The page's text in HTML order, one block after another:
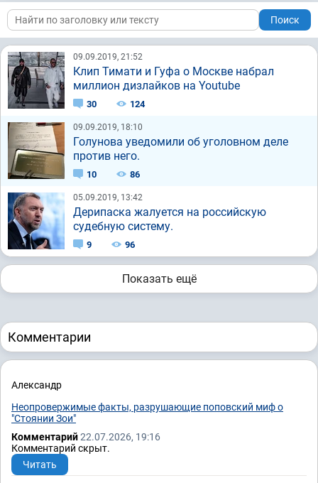
Поиск
09.09.2019, 21:52
Клип Тимати и Гуфа о Москве набрал
миллион дизлайков на Youtube
30 124
09.09.2019, 18:10
Голунова уведомили об уголовном деле
против него.
10 86
05.09.2019, 13:42
Дерипаска жалуется на российскую
судебную систему.
9 96
Показать ещё
Комментарии
Александр
Неопровержимые факты, разрушающие поповский миф о
"Стоянии Зои"
Комментарий22.07.2026, 19:16
Комментарий скрыт.
Читать